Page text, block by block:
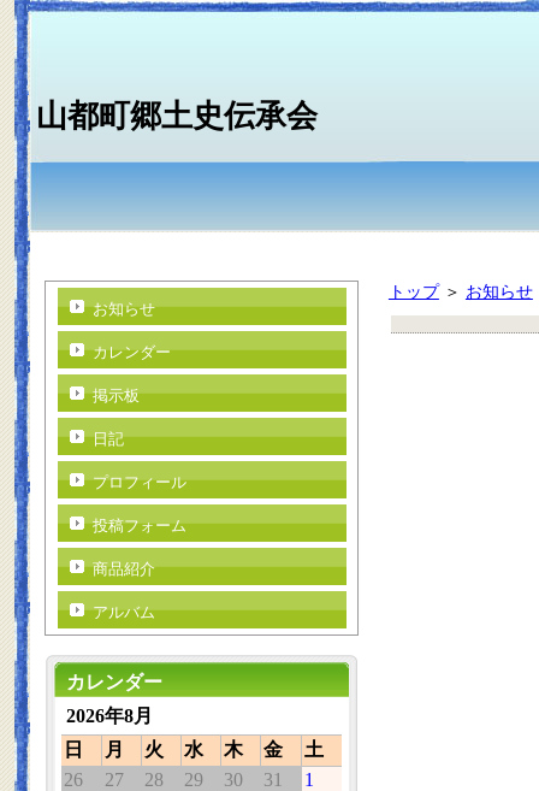
山都町郷土史伝承会
トップ＞ お知らせ
お知らせ
カレンダー
掲示板
日記
プロフィール
投稿フォーム
商品紹介
アルバム
カレンダー
2026年8月
日
月 火 水 木 金
土
26
27 28 29 30 31
1